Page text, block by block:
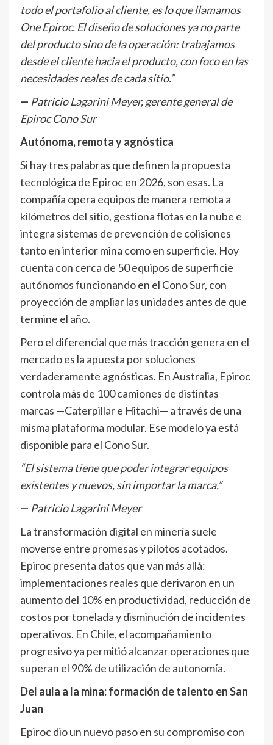
todo el portafolio al cliente, es lo que llamamos
One Epiroc. El diseño de soluciones ya no parte
del producto sino de la operación: trabajamos
desde el cliente hacia el producto, con foco en las
necesidades reales de cada sitio.”
— Patricio Lagarini Meyer, gerente general de
Epiroc Cono Sur
Autónoma, remota y agnóstica
Si hay tres palabras que definen la propuesta
tecnológica de Epiroc en 2026, son esas. La
compañía opera equipos de manera remota a
kilómetros del sitio, gestiona flotas en la nube e
integra sistemas de prevención de colisiones
tanto en interior mina como en superficie. Hoy
cuenta con cerca de 50 equipos de superficie
autónomos funcionando en el Cono Sur, con
proyección de ampliar las unidades antes de que
termine el año.
Pero el diferencial que más tracción genera en el
mercado es la apuesta por soluciones
verdaderamente agnósticas. En Australia, Epiroc
controla más de 100 camiones de distintas
marcas —Caterpillar e Hitachi— a través de una
misma plataforma modular. Ese modelo ya está
disponible para el Cono Sur.
“El sistema tiene que poder integrar equipos
existentes y nuevos, sin importar la marca.”
— Patricio Lagarini Meyer
La transformación digital en minería suele
moverse entre promesas y pilotos acotados.
Epiroc presenta datos que van más allá:
implementaciones reales que derivaron en un
aumento del 10% en productividad, reducción de
costos por tonelada y disminución de incidentes
operativos. En Chile, el acompañamiento
progresivo ya permitió alcanzar operaciones que
superan el 90% de utilización de autonomía.
Del aula a la mina: formación de talento en San
Juan
Epiroc dio un nuevo paso en su compromiso con